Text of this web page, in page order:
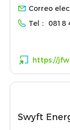
Correo
Tel：
0818
https://
Swyft